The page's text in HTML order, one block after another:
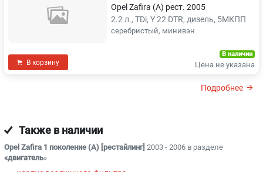
Opel Zafira (A) рест. 2005
2.2 л., TDi, Y 22 DTR, дизель, 5МКПП
серебристый, минивэн
В корзину
В наличии
Цена не указана
Подробнее
Также в наличии
Opel Zafira 1 поколение (A) [рестайлинг] 2003 - 2006 в разделе
«двигатель»